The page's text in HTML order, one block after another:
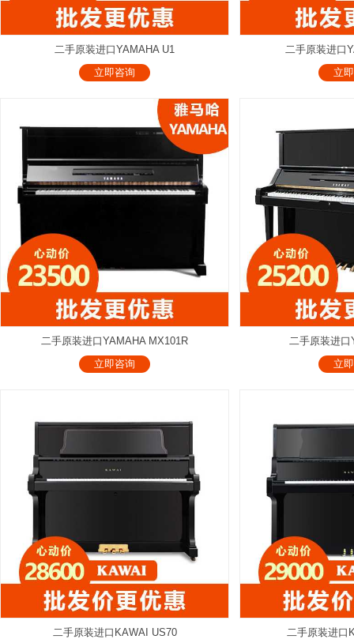
二手原装进口YAMAHA U1
立即咨询
二手原装进口
立
二手原装进口YAMAHA MX101R
立即咨询
二手原装进口
立
二手原装进口KAWAI US70
二手原装进口